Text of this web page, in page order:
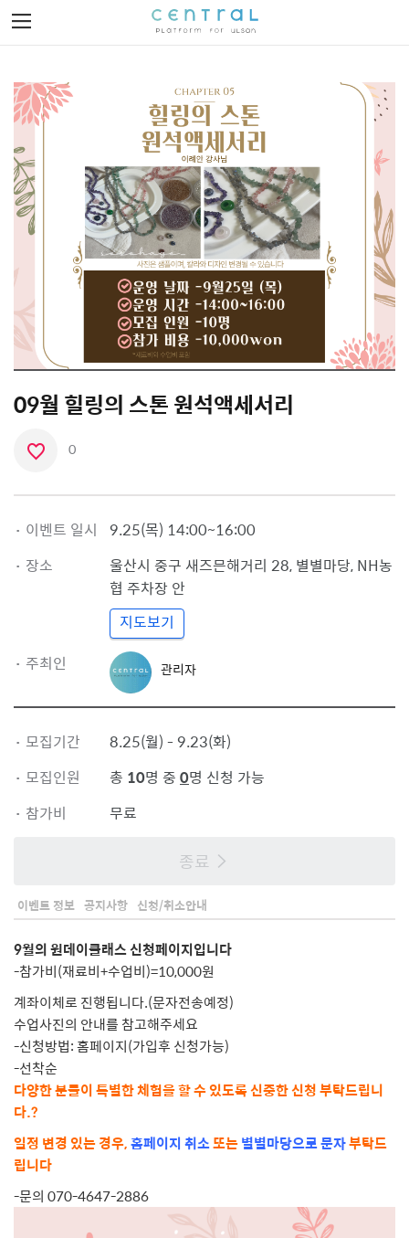
Toggle
navigation
이벤트 제작하기
로그인
회원가입
09월 힐링의 스톤 원석액세서리
아
요
아
이
0
· 이벤트 일시 9.25(목) 14:00~16:00
· 장소 울산시 중구 새즈믄해거리 28, 별별마당, NH농
협 주차장 안
지도보기
· 주최인
관
리
자
프
로
필
관리자
· 모집기간
8.25(월) - 9.23(화)
· 모집인원 총 10명 중 0명 신청 가능
· 참가비 무료
종료
이벤트 정보 공지사항 신청/취소안내
9월의 원데이클래스 신청페이지입니다
-참가비(재료비+수업비)=10,000원
계좌이체로 진행됩니다.(문자전송예정)
수업사진의 안내를 참고해주세요
-신청방법: 홈페이지(가입후 신청가능)
-선착순
다양한 분들이 특별한 체험을 할 수 있도록 신중한 신청 부탁드립니
다.?
일정 변경 있는 경우,홈페이지 취소또는별별마당으로 문자부탁드
립니다
-문의 070-4647-2886